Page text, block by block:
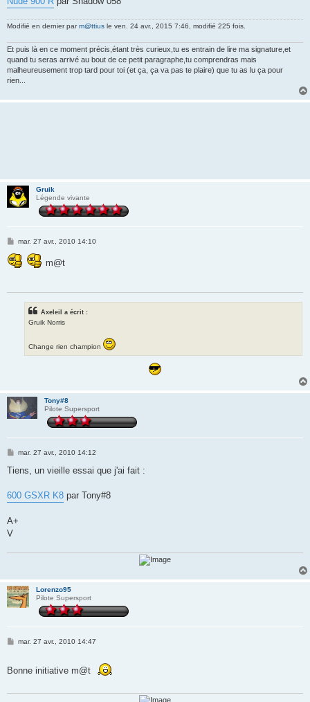
Modifié en dernier parm@ttius le ven. 24 avr., 2015 7:46, modifié 225 fois.
Et puis là en ce moment précis,étant très curieux,tu es entrain de lire ma signature,et
quand tu seras arrivé au bout de ce petit paragraphe,tu comprendras mais
malheureusement trop tard pour toi (et ça, ça va pas te plaire) que tu as lu ça pour
rien...
Gruik
Légende vivante
M
s
s
mar. 27 avr., 2010 14:10
m@t
Axeleil a écrit :
Gruik Norris
Change rien champion
Tony#8
Pilote Supersport
M
s
g
e
mar. 27 avr., 2010 14:12
Tiens, un vieille essai que j'ai fait :
600 GSXR K8 par Tony#8
A+
V
Lorenzo95
Pilote Supersport
M
a
mar. 27 avr., 2010 14:47
Bonne initiative m@t